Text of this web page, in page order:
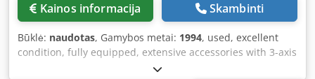
Kainos informacija Skambinti
Būklė: naudotas, Gamybos metai: 1994, used, excellent
condition, fully equipped, extensive accessories with 3-axis
control, pneumatic spindle changer, electronic fence